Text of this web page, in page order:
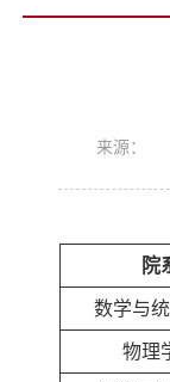
来源：
院
数学与
物理